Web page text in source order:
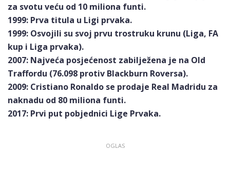
za svotu veću od 10 miliona funti.
1999: Prva titula u Ligi prvaka.
1999: Osvojili su svoj prvu trostruku krunu (Liga, FA
kup i Liga prvaka).
2007: Najveća posjećenost zabilježena je na Old
Traffordu (76.098 protiv Blackburn Roversa).
2009: Cristiano Ronaldo se prodaje Real Madridu za
naknadu od 80 miliona funti.
2017: Prvi put pobjednici Lige Prvaka.